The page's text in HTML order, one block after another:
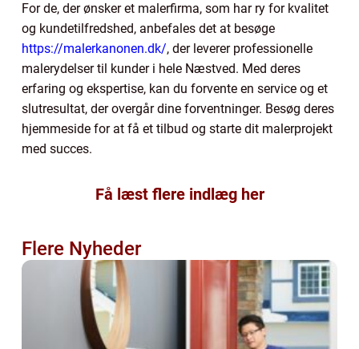
For de, der ønsker et malerfirma, som har ry for kvalitet
og kundetilfredshed, anbefales det at besøge
https://malerkanonen.dk/, der leverer professionelle
malerydelser til kunder i hele Næstved. Med deres
erfaring og ekspertise, kan du forvente en service og et
slutresultat, der overgår dine forventninger. Besøg deres
hjemmeside for at få et tilbud og starte dit malerprojekt
med succes.
Få læst flere indlæg her
Flere Nyheder